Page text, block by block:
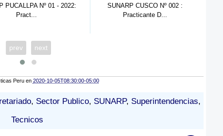
CUSCO Nº 002 :
Practicante D...
SUNARP HUARAZ Nº 01:
Practicante De...
prev next
Peru en 2020-10-05T08:30:00-05:00
, Sector Publico, SUNARP, Superintendencias,
Tecnicos